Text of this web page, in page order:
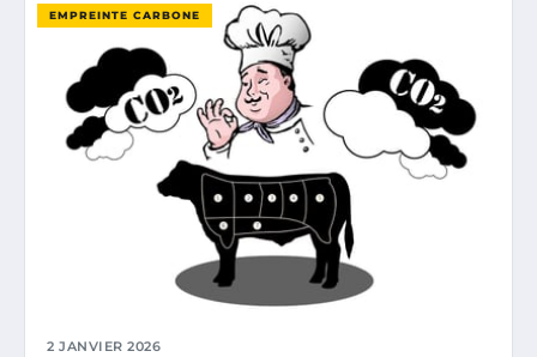
EMPREINTE CARBONE
2 JANVIER 2026